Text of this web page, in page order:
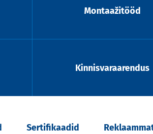
Montaažitööd
Kinnisvaraarendus
Sertifikaadid